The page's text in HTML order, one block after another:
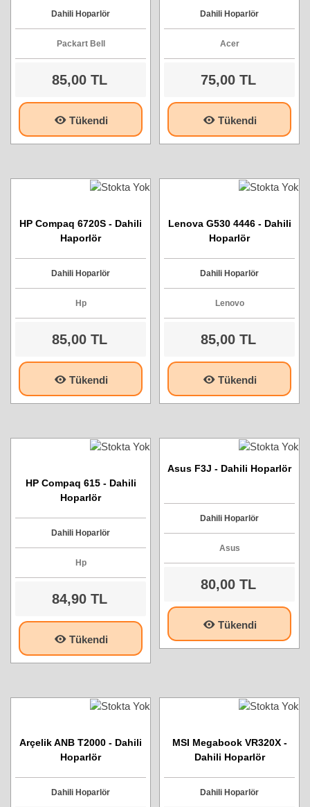
Dahili Hoparlör
Packart Bell
85,00 TL
Tükendi
Dahili Hoparlör
Acer
75,00 TL
Tükendi
HP Compaq 6720S - Dahili
Haporlör
Dahili Hoparlör
Hp
85,00 TL
Tükendi
Lenova G530 4446 - Dahili
Hoparlör
Dahili Hoparlör
Lenovo
85,00 TL
Tükendi
HP Compaq 615 - Dahili
Hoparlör
Dahili Hoparlör
Hp
84,90 TL
Tükendi
Asus F3J - Dahili Hoparlör
Dahili Hoparlör
Asus
80,00 TL
Tükendi
Arçelik ANB T2000 - Dahili
Hoparlör
Dahili Hoparlör
MSI Megabook VR320X -
Dahili Hoparlör
Dahili Hoparlör